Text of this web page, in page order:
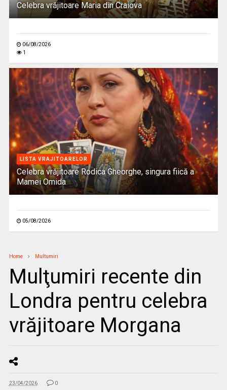
Celebra vrăjitoare Maria din Craiova
06/08/2026
1
LISTA VRAJITOARELOR
Celebra vrăjitoare Rodica Gheorghe, singura fiică a
Mamei Omida
05/08/2026
Home Multumiri
Mulţumiri recente din
Londra pentru celebra
vrăjitoare Morgana
23/04/2026 0